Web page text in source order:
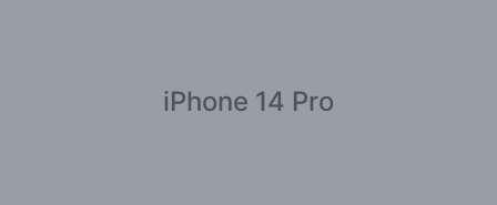
iPhone 14 Pro